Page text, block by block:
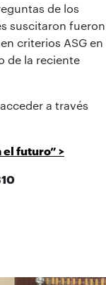
de los
suscitaron fueron
criterios ASG en
de la reciente
a través
futuro” >